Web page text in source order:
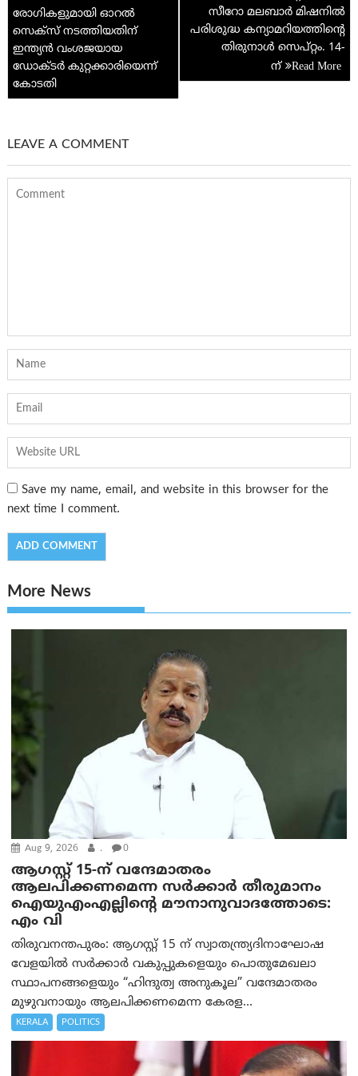
p
navigation
രോഗികളുമായി ഓറൽ
സെക്സ് നടത്തിയതിന്
ഇന്ത്യൻ വംശജയായ
ഡോക്ടർ കുറ്റക്കാരിയെന്ന്
കോടതി
സീറോ മലബാര്‍ മിഷനില്‍
പരിശുദ്ധ കന്യാമറിയത്തിന്റെ
തിരുനാള്‍ സെപ്റ്റം. 14-
ന്
LEAVE A COMMENT
Save my name, email, and website in this browser for the
next time I comment.
More News
Aug 9, 2026 . 0
ആഗസ്റ്റ് 15-ന് വന്ദേമാതരം
ആലപിക്കണമെന്ന സര്‍ക്കാര്‍ തീരുമാനം
ഐയുഎംഎല്ലിന്റെ മൗനാനുവാദത്തോടെ:
എം വി
തിരുവനന്തപുരം: ആഗസ്റ്റ് 15 ന് സ്വാതന്ത്ര്യദിനാഘോഷ
വേളയിൽ സർക്കാർ വകുപ്പുകളെയും പൊതുമേഖലാ
സ്ഥാപനങ്ങളെയും “ഹിന്ദുത്വ അനുകൂല” വന്ദേമാതരം
മുഴുവനായും ആലപിക്കണമെന്ന കേരള...
KERALA POLITICS